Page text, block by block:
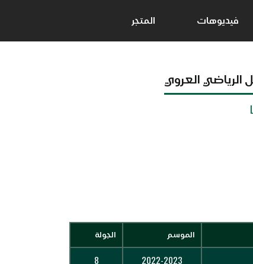
فيديوهات المتجر
الرياضي العروي
الموسم الجولة
2022-2023
8